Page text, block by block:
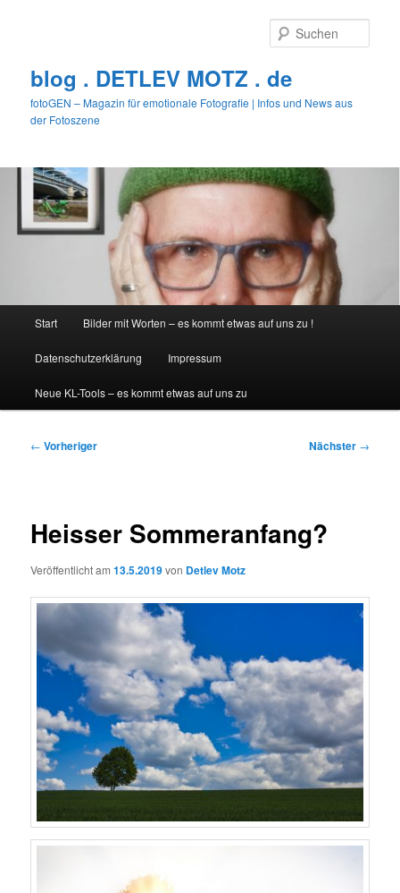
blog . DETLEV MOTZ . de
fotoGEN – Magazin für emotionale Fotografie | Infos und News aus
der Fotoszene
Start Bilder mit Worten – es kommt etwas auf uns zu !
Datenschutzerklärung Impressum
Neue KL-Tools – es kommt etwas auf uns zu
Beitragsnavigation
← Vorheriger Nächster →
Heisser Sommeranfang?
Veröffentlicht am13.5.2019von Detlev Motz